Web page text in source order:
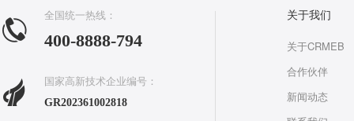
全国统一热线：
400-8888-794
国家高新技术企业编号：
GR202361002818
关于我们
关于CRMEB
合作伙伴
新闻动态